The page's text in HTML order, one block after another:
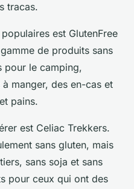
tracas.
est GlutenFree
de produits sans
pour le camping,
manger, des en-cas et
pains.
est Celiac Trekkers.
sans gluten, mais
sans soja et sans
pour ceux qui ont des